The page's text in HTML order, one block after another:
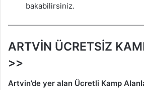
bakabilirsiniz.
ARTVİN ÜCRETSİZ
>>
Artvin’de yer alan Ücretli Kamp